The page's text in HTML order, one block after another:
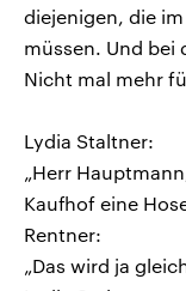
diejenigen, die
müssen. Und bei
Nicht mal mehr
Lydia Staltner:
„Herr
Kaufhof eine
Rentner:
„Das wird ja